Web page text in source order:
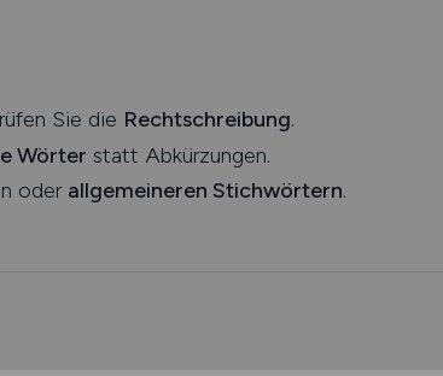
Sie die Rechtschreibung.
Wörter statt Abkürzungen.
oder allgemeineren Stichwörtern.